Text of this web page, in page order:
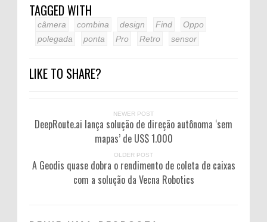
TAGGED WITH
câmera combina design Find
Oppo
polegada
ponta Pro Retro sensor
LIKE TO SHARE?
NEWER POST
DeepRoute.ai lança solução de direção autônoma ‘sem
mapas’ de US$ 1.000
OLDER POST
A Geodis quase dobra o rendimento de coleta de caixas
com a solução da Vecna ​​Robotics